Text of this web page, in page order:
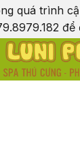
quá trình